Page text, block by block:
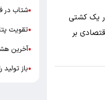
یک کشتی
بر
●شتاب در
●تقویت
●آخرین
●باز